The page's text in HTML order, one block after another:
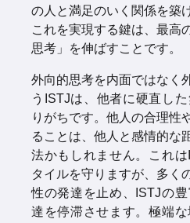
の人と満足のいく関係を築
これを実現する鍵は、最高
思考」を伸ばすことです。
外向的思考を内面ではなく
うISTJは、他者に硬直し
りがちです。他人の合理性
ることは、他人と感情的な
法かもしれません。これ
タイルを守りますが、多く
性の発達を止め、ISTJの
達を停滞させます。極端